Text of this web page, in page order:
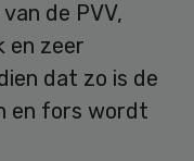
de PVV,
en zeer
dat zo is de
en fors wordt